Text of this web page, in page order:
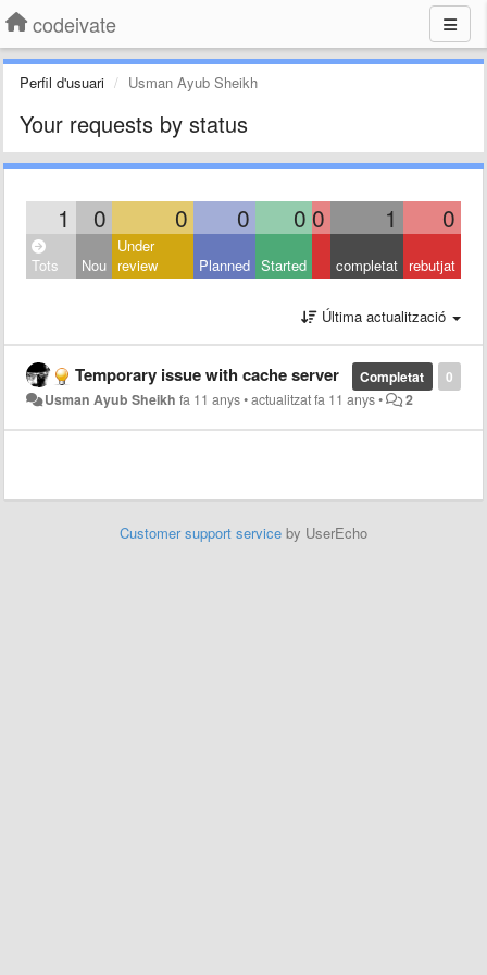
codeivate
Perfil d'usuari Usman Ayub Sheikh
Your requests by status
1 0 0 0 0 0 1 0
Tots Nou
Under
review
Planned Started completat rebutjat
Última actualització
0
Completat
Temporary issue with cache server
Usman Ayub Sheikh fa 11 anys•actualitzatfa 11 anys• 2
Customer support service by UserEcho